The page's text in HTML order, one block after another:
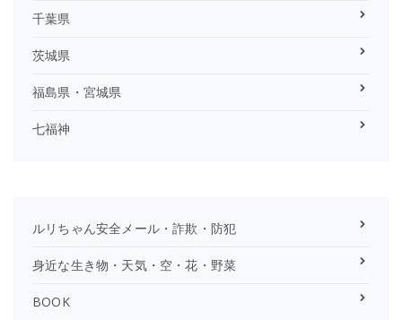
千葉県
茨城県
福島県・宮城県
七福神
ルリちゃん安全メール・詐欺・防犯
身近な生き物・天気・空・花・野菜
BOOK